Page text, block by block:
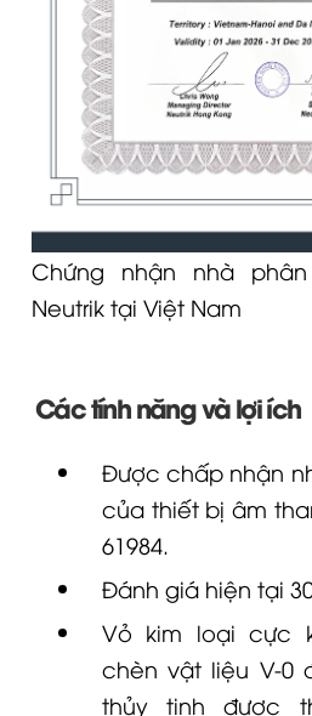
Chứng nhận nhà
Neutrik tại Việt Nam
Các tính năng và lợi ích
Được chấp nhận
của thiết bị âm
61984.
Đánh giá hiện tại
Vỏ kim loại cực
chèn vật liệu V-0
thủy tinh được